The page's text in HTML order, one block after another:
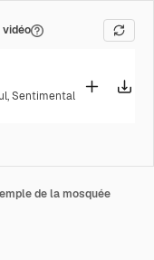
vidéo
,Sentimental
de la mosquée